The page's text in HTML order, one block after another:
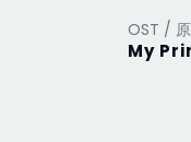
OST /
My